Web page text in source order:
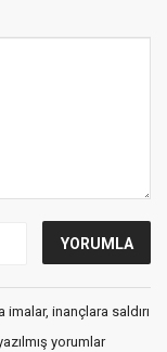
inançlara saldırı
yorumlar